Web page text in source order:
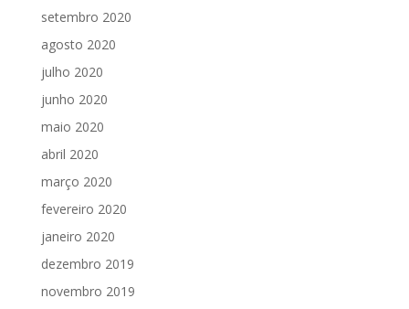
setembro 2020
agosto 2020
julho 2020
junho 2020
maio 2020
abril 2020
março 2020
fevereiro 2020
janeiro 2020
dezembro 2019
novembro 2019